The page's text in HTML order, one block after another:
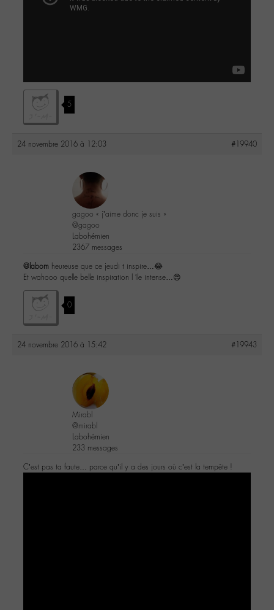
5
24 novembre 2016 à 12:03 #19940
gagoo « j’aime donc je suis »
@gagoo
Labohémien
2367 messages
@labom heureuse que ce jeudi t inspire…😂
Et wahooo quelle belle inspiration l île intense…😍
0
24 novembre 2016 à 15:42 #19943
Mirabl
@mirabl
Labohémien
233 messages
C’est pas ta faute… parce qu’il y a des jours où c’est la tempête !